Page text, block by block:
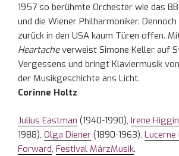
1957 so berühmte Orchester wie das
und die Wiener Philharmoniker.
zurück in den USA kaum Türen offen.
Heartacheverweist Simone Keller auf
Vergessens und bringt Klaviermusik
der Musikgeschichte ans Licht.
Corinne Holtz
Julius Eastman (1940-1990), Irene
1988), Olga Diener (1890-1963),
Forward, Festival MärzMusik.